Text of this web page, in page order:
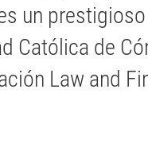
un
Católica de
Law and